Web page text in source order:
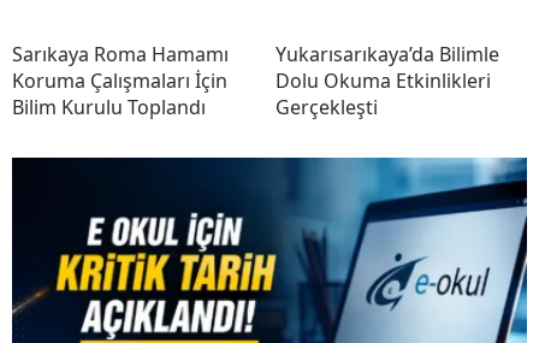
Sarıkaya Roma Hamamı
Koruma Çalışmaları İçin
Bilim Kurulu Toplandı
Yukarısarıkaya’da Bilimle
Dolu Okuma Etkinlikleri
Gerçekleşti